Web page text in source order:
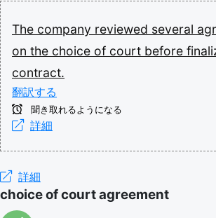
The company reviewed several
on the choice of court before
contract.
翻訳する
聞き取れるようになる
詳細
詳細
choice of court agreement